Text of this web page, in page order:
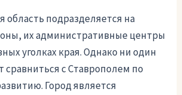
область подразделяется на
их административные центры
уголках края. Однако ни один
сравниться с Ставрополем по
Город является